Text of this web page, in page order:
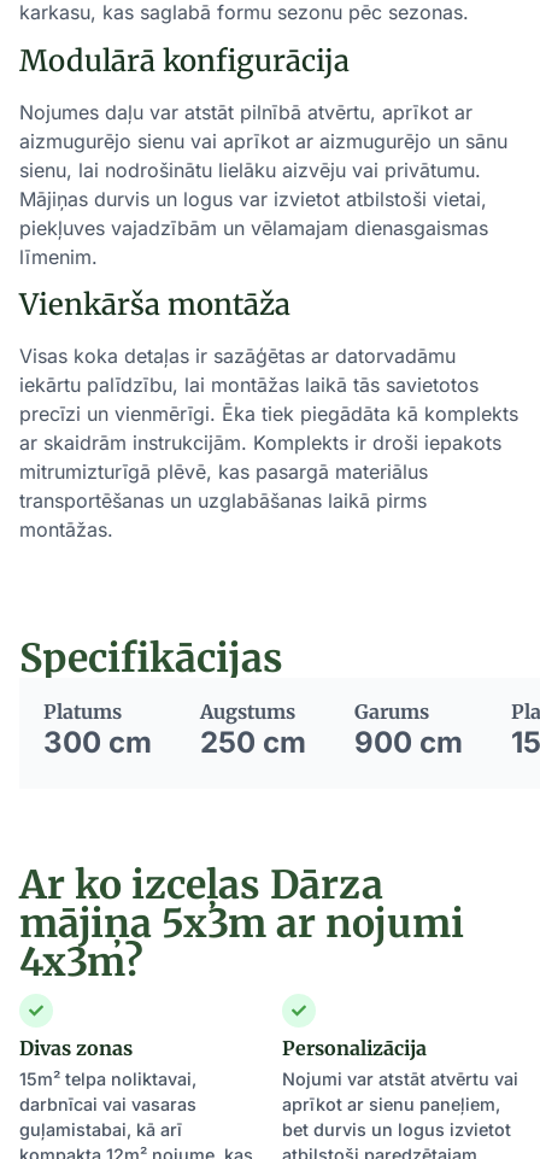
karkasu, kas saglabā formu sezonu pēc sezonas.
Modulārā konfigurācija
Nojumes daļu var atstāt pilnībā atvērtu, aprīkot ar
aizmugurējo sienu vai aprīkot ar aizmugurējo un sānu
sienu, lai nodrošinātu lielāku aizvēju vai privātumu.
Mājiņas durvis un logus var izvietot atbilstoši vietai,
piekļuves vajadzībām un vēlamajam dienasgaismas
līmenim.
Vienkārša montāža
Visas koka detaļas ir sazāģētas ar datorvadāmu
iekārtu palīdzību, lai montāžas laikā tās savietotos
precīzi un vienmērīgi. Ēka tiek piegādāta kā komplekts
ar skaidrām instrukcijām. Komplekts ir droši iepakots
mitrumizturīgā plēvē, kas pasargā materiālus
transportēšanas un uzglabāšanas laikā pirms
montāžas.
Specifikācijas
Platums
300 cm
Augstums
250 cm
Garums
900 cm
Ar ko izceļas Dārza
mājiņa 5x3m ar nojumi
4x3m?
Divas zonas
15m² telpa noliktavai,
darbnīcai vai vasaras
guļamistabai, kā arī
kompakta 12m² nojume, kas
Personalizācija
Nojumi var atstāt atvērtu vai
aprīkot ar sienu paneļiem,
bet durvis un logus izvietot
atbilstoši paredzētajam